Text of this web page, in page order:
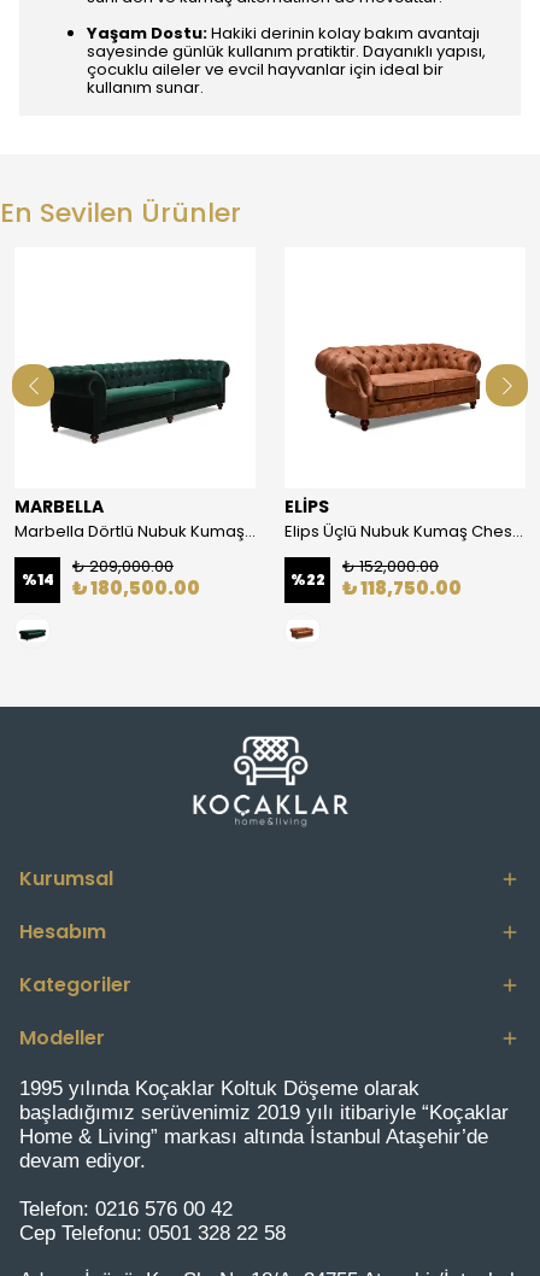
Yaşam Dostu:Hakiki derinin kolay bakım avantajı
sayesinde günlük kullanım pratiktir. Dayanıklı yapısı,
çocuklu aileler ve evcil hayvanlar için ideal bir
kullanım sunar.
En Sevilen Ürünler
MARBELLA
Marbella Dörtlü Nubuk Kumaş Chester Koltuk
%14
₺ 209,000.00
₺ 180,500.00
ELİPS
Elips Üçlü Nubuk Kumaş Chester Koltuk
%22
₺ 152,000.00
₺ 118,750.00
Kurumsal
Hesabım
Kategoriler
Modeller
1995 yılında Koçaklar Koltuk Döşeme olarak
başladığımız serüvenimiz 2019 yılı itibariyle “Koçaklar
Home & Living” markası altında İstanbul Ataşehir’de
devam ediyor.
Telefon: 0216 576 00 42
Cep Telefonu: 0501 328 22 58